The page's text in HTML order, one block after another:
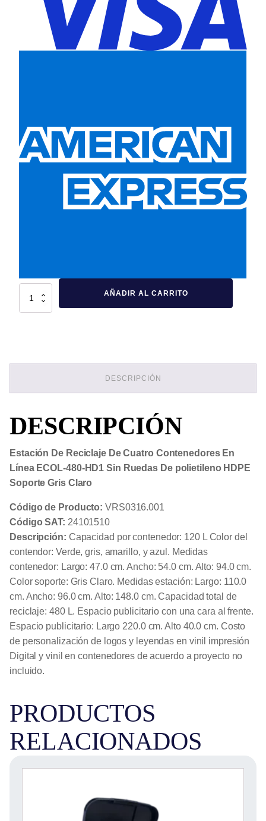
Estación
ECOL-
Sin
polietileno
HDPE
Gris
Claro
cantidad
AÑADIR AL CARRITO
DESCRIPCIÓN
DESCRIPCIÓN
Estación De Reciclaje De Cuatro Contenedores En
Línea ECOL-480-HD1 Sin Ruedas De polietileno HDPE
Soporte Gris Claro
Código de Producto: VRS0316.001
Código SAT: 24101510
Descripción: Capacidad por contenedor: 120 L Color del
contendor: Verde, gris, amarillo, y azul. Medidas
contenedor: Largo: 47.0 cm. Ancho: 54.0 cm. Alto: 94.0 cm.
Color soporte: Gris Claro. Medidas estación: Largo: 110.0
cm. Ancho: 96.0 cm. Alto: 148.0 cm. Capacidad total de
reciclaje: 480 L. Espacio publicitario con una cara al frente.
Espacio publicitario: Largo 220.0 cm. Alto 40.0 cm. Costo
de personalización de logos y leyendas en vinil impresión
Digital y vinil en contenedores de acuerdo a proyecto no
incluido.
PRODUCTOS
RELACIONADOS